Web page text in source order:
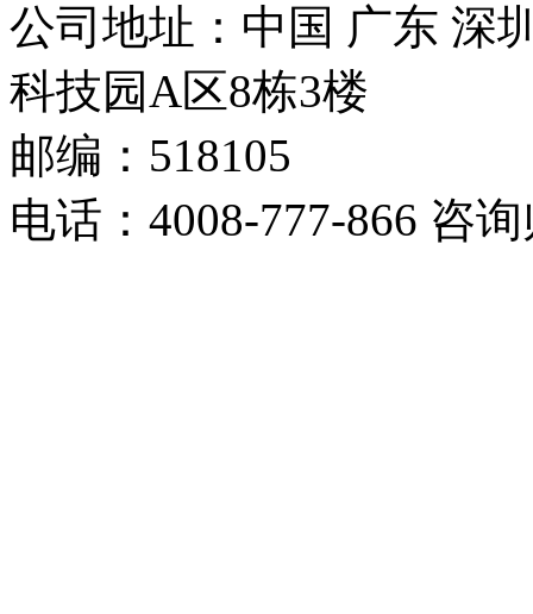
公司地址：中国 广东 深
科技园A区8栋3楼
邮编：518105
电话：4008-777-866 咨